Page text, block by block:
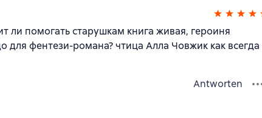
ли помогать старушкам книга живая, героиня
для фентези-романа? чтица Алла Човжик как всегда
Antworten